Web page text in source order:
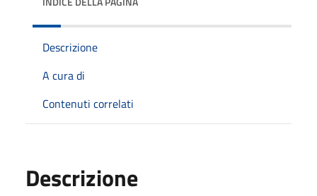
Descrizione
A cura di
Contenuti correlati
Descrizione